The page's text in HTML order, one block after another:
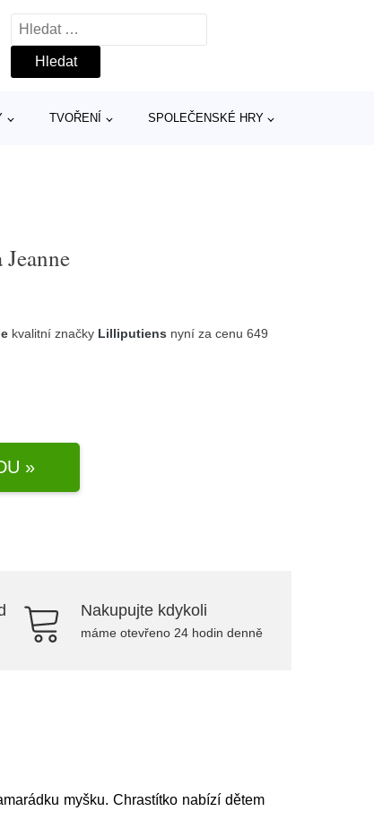
Vyhledávání
TVOŘENÍ SPOLEČENSKÉ HRY
kvalitní značky Lilliputiens nyní za cenu 649
»
Nakupujte kdykoli
máme otevřeno 24 hodin denně
myšku. Chrastítko nabízí dětem